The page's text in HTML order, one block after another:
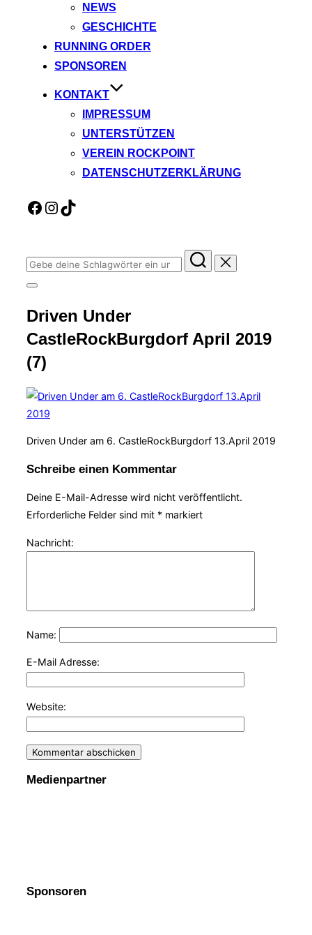
NEWS
GESCHICHTE
RUNNING ORDER
SPONSOREN
KONTAKT
IMPRESSUM
UNTERSTÜTZEN
VEREIN ROCKPOINT
DATENSCHUTZERKLÄRUNG
Facebook
Instagram
TikTok
Suchen
nach:
Seitenleiste
Navigation
umschalten
Driven Under
CastleRockBurgdorf April 2019
(7)
Driven Under am 6. CastleRockBurgdorf 13.April 2019
Schreibe einen Kommentar
Deine E-Mail-Adresse wird nicht veröffentlicht.
Erforderliche Felder sind mit * markiert
Nachricht:
Name:
E-Mail Adresse:
Website:
Medienpartner
Sponsoren